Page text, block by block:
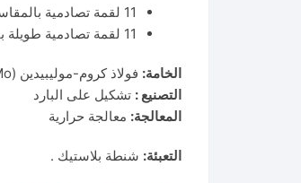
11 لقمة تصادمية بالمقاسات: 10، 11، 12، 13، 14، 15، 17، 19، 21، 22، 24 مم
11 لقمة تصادمية طويلة بالمقاسات: 10، 11، 12، 13، 14، 15، 17، 19، 21، 22، 24 مم
الخامة: فولاذ كروم-موليبيدين (Cr-Mo)
التصنيع : تشكيل على البارد
المعالجة: معالجة حرارية
التعبئة: شنطة بلاستيك .